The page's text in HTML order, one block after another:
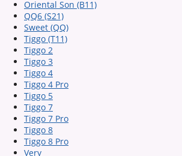
Oriental Son (B11)
QQ6 (S21)
Sweet (QQ)
Tiggo (T11)
Tiggo 2
Tiggo 3
Tiggo 4
Tiggo 4 Pro
Tiggo 5
Tiggo 7
Tiggo 7 Pro
Tiggo 8
Tiggo 8 Pro
Very